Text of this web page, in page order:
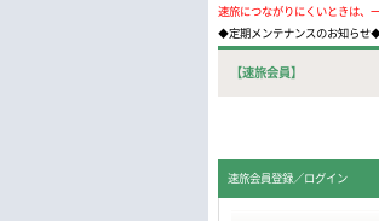
速旅につながりにくいときは、
◆定期メンテナンスのお知ら
【速旅会員】
速旅会員登録／ログイン